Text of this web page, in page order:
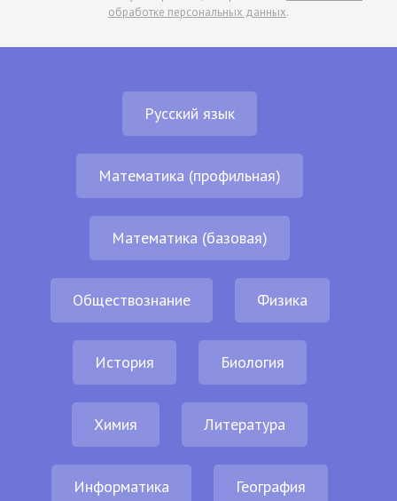
обработке персональных данных.
Русский язык
Математика (профильная)
Математика (базовая)
Обществознание Физика
История Биология
Химия Литература
Информатика География